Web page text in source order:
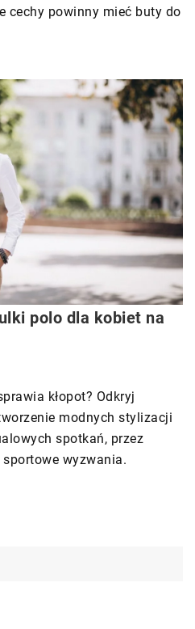
cechy powinny mieć buty do
polo dla kobiet na
kłopot? Odkryj
modnych stylizacji
spotkań, przez
wyzwania.